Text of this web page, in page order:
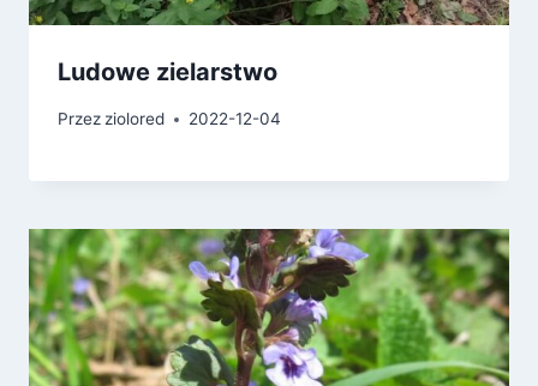
Ludowe zielarstwo
Przez ziolored 2022-12-04